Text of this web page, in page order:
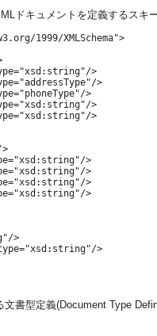
ドキュメントを定義するスキ
1999/XMLSchema">
>
>
>
>
>
>
>
>
>
>
>
書型定義(Document Type